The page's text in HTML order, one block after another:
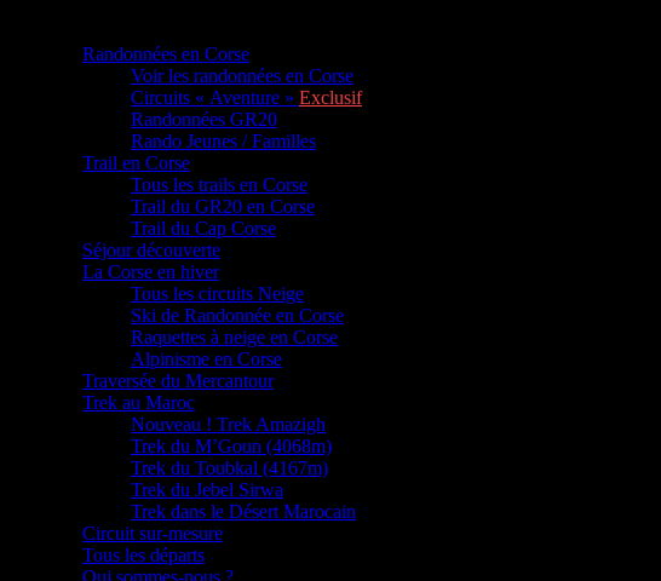
Randonnées en Corse
Voir les randonnées en Corse
Circuits « Aventure » Exclusif
Randonnées GR20
Rando Jeunes / Familles
Trail en Corse
Tous les trails en Corse
Trail du GR20 en Corse
Trail du Cap Corse
Séjour découverte
La Corse en hiver
Tous les circuits Neige
Ski de Randonnée en Corse
Raquettes à neige en Corse
Alpinisme en Corse
Traversée du Mercantour
Trek au Maroc
Nouveau ! Trek Amazigh
Trek du M’Goun (4068m)
Trek du Toubkal (4167m)
Trek du Jebel Sirwa
Trek dans le Désert Marocain
Circuit sur-mesure
Tous les départs
Qui sommes-nous ?